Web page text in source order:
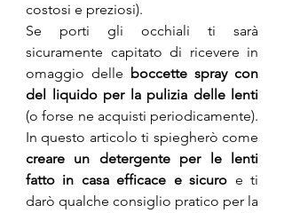
costosi e preziosi).
Se porti gli occhiali ti sarà
sicuramente capitato di ricevere in
omaggio delle boccette spray con
del liquido per la pulizia delle lenti
(o forse ne acquisti periodicamente).
creare un detergente per le lenti
fatto in casa efficace e sicuro e ti
darò qualche consiglio pratico per la